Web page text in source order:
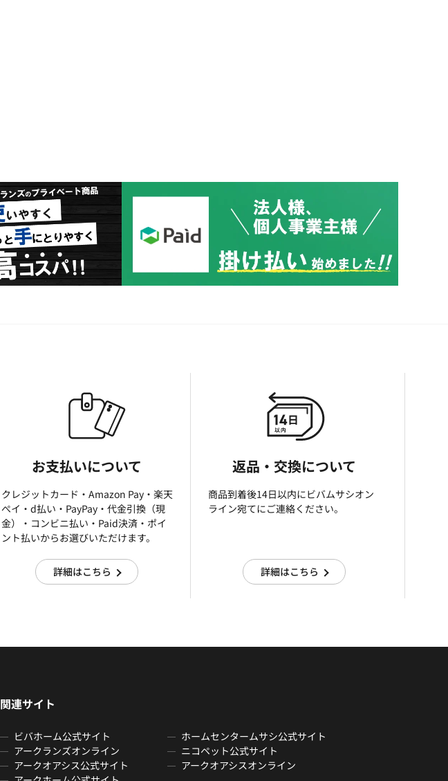
お支払いについて
クレジットカード・Amazon Pay・楽天
ぺイ・d払い・PayPay・代金引換（現
金）・コンビニ払い・Paid決済・ポイ
ント払いからお選びいただけます。
詳細はこちら
返品・交換について
商品到着後14日以内にビバムサシオン
ライン宛てにご連絡ください。
詳細はこちら
関連サイト
ビバホーム公式サイト
ホームセンタームサシ公式サイト
アークランズオンライン
ニコペット公式サイト
アークオアシス公式サイト
アークオアシスオンライン